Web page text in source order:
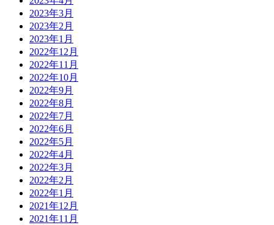
2023年3月
2023年2月
2023年1月
2022年12月
2022年11月
2022年10月
2022年9月
2022年8月
2022年7月
2022年6月
2022年5月
2022年4月
2022年3月
2022年2月
2022年1月
2021年12月
2021年11月